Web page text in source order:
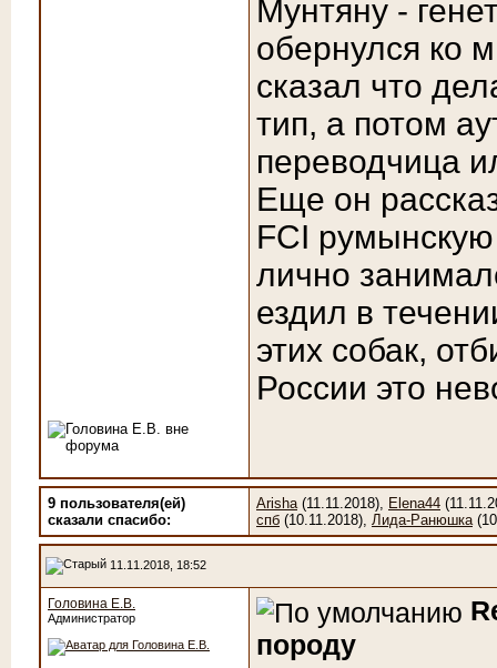
Мунтяну -
обернулся ко
сказал что
тип, а потом
переводчица
Еще он
FCI
лично
ездил в
этих собак,
России это
9 пользователя(ей)
сказали cпасибо:
Arisha(11.11.2018), Elena44
спб (10.11.2018), Лида-Ранюшка
11.11.2018, 18:52
Головина Е.В.
Администратор
породу